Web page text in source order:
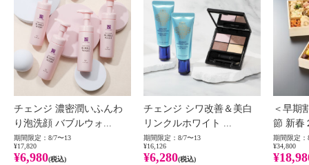
チェンジ 濃密潤いふんわ
り泡洗顔 バブルウォ...
期間限定：8/7〜13
¥17,820
¥6,980(税込)
チェンジ シワ改善＆美白
リンクルホワイト ...
期間限定：8/7〜13
¥16,126
¥6,280(税込)
＜早期
節 新春
期間限定：
¥34,800